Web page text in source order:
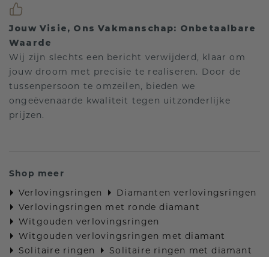
Jouw Visie, Ons Vakmanschap: Onbetaalbare
Waarde
Wij zijn slechts een bericht verwijderd, klaar om
jouw droom met precisie te realiseren. Door de
tussenpersoon te omzeilen, bieden we
ongeëvenaarde kwaliteit tegen uitzonderlijke
prijzen.
Shop meer
Verlovingsringen
Diamanten verlovingsringen
Verlovingsringen met ronde diamant
Witgouden verlovingsringen
Witgouden verlovingsringen met diamant
Solitaire ringen
Solitaire ringen met diamant